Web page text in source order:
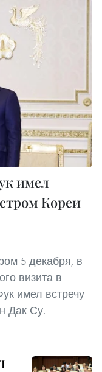
имел
Кореи
5 декабря, в
визита в
имел встречу
Дак Су.